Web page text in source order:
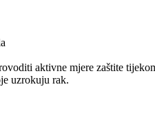
aktivne mjere zaštite
uzrokuju rak.